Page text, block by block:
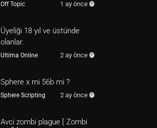
Off Topic 1 ay önce
Üyeliği 18 yıl ve üstünde
olanlar.
Ultima Online 2 ay önce
Sphere x mi 56b mi ?
Sphere Scripting 2 ay önce
Avci zombi plague [ Zombi